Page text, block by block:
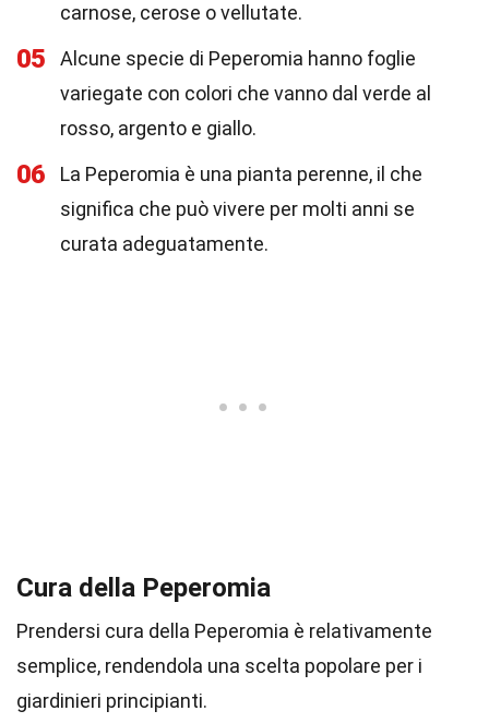
carnose, cerose o vellutate.
05
Alcune specie di Peperomia hanno foglie
variegate con colori che vanno dal verde al
rosso, argento e giallo.
06
La Peperomia è una pianta perenne, il che
significa che può vivere per molti anni se
curata adeguatamente.
Cura della Peperomia
Prendersi cura della Peperomia è relativamente
semplice, rendendola una scelta popolare per i
giardinieri principianti.